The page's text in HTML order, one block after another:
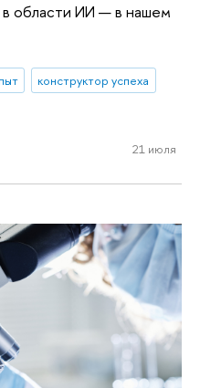
в области ИИ — в нашем
конструктор успеха
21 июля